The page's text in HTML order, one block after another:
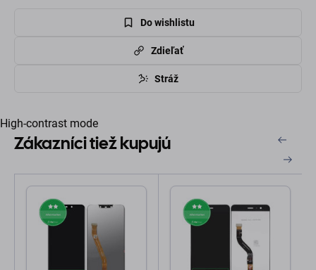
Do wishlistu
Zdieľať
Stráž
High-contrast mode
Zákazníci tiež kupujú